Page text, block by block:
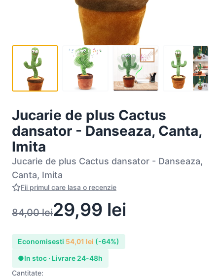
Jucarie de plus Cactus
dansator - Danseaza, Canta,
Imita
Jucarie de plus Cactus dansator - Danseaza,
Canta, Imita
Fii primul care lasa o recenzie
84,00lei29,99 lei
Economisesti 54,01 lei (-64%)
●In stoc · Livrare 24-48h
Cantitate: